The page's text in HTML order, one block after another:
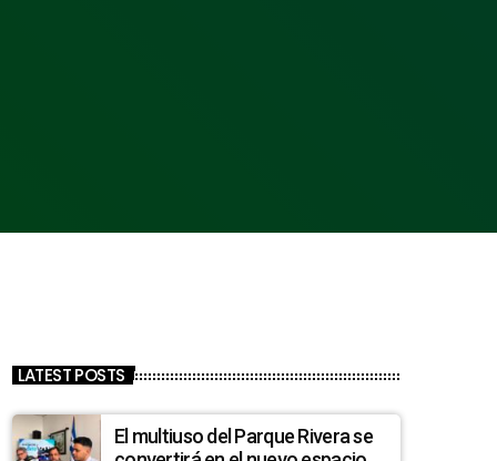
LATEST POSTS
El multiuso del Parque Rivera se